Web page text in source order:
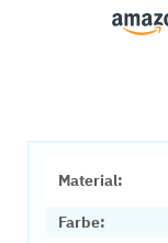
Material:
Farbe: